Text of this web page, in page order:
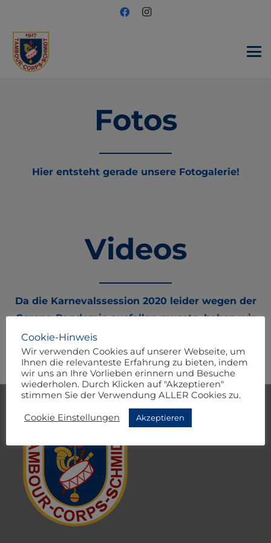
Fotos
Hier entsteht gerade unsere Fotogalerie!
GALERIE vor 5 Jahren
Videos
Da die Karnevalssession 2020 leider wegen der
Corona-Pandemie ausfallen musste, haben wir
uns zu einer Videokonferenz getroffen!
Cookie-Hinweis
Wir verwenden Cookies auf unserer Webseite, um
Ihnen die relevanteste Erfahrung zu bieten, indem
wir uns an Ihre Vorlieben erinnern und Besuche
wiederholen. Durch Klicken auf "Akzeptieren"
stimmen Sie der Verwendung ALLER Cookies zu.
Cookie Einstellungen Akzeptieren